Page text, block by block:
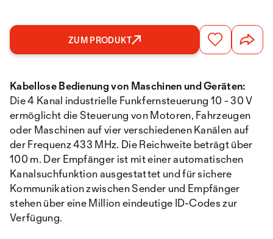
ZUM PRODUKT
Kabellose Bedienung von Maschinen und Geräten:
Die 4 Kanal industrielle Funkfernsteuerung 10 - 30 V
ermöglicht die Steuerung von Motoren, Fahrzeugen
oder Maschinen auf vier verschiedenen Kanälen auf
der Frequenz 433 MHz. Die Reichweite beträgt über
100 m. Der Empfänger ist mit einer automatischen
Kanalsuchfunktion ausgestattet und für sichere
Kommunikation zwischen Sender und Empfänger
stehen über eine Million eindeutige ID-Codes zur
Verfügung.